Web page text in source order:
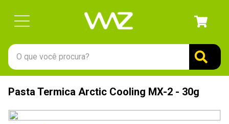
O que você procura?
Pasta Termica Arctic Cooling MX-2 - 30g
1º
gabinete